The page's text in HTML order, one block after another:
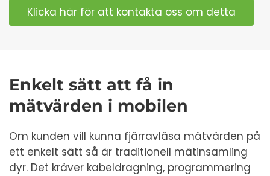
Klicka här för att kontakta oss om detta
Enkelt sätt att få in
mätvärden i mobilen
Om kunden vill kunna fjärravläsa mätvärden på
ett enkelt sätt så är traditionell mätinsamling
dyr. Det kräver kabeldragning, programmering